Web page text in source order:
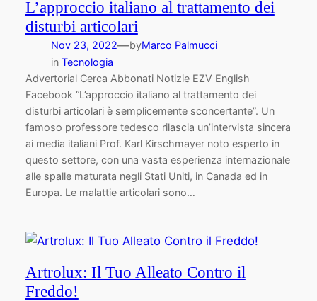
L’approccio italiano al trattamento dei
disturbi articolari
Nov 23, 2022—byMarco Palmucci
in Tecnologia
Advertorial Cerca Abbonati Notizie EZV English
Facebook “L’approccio italiano al trattamento dei
disturbi articolari è semplicemente sconcertante”. Un
famoso professore tedesco rilascia un’intervista sincera
ai media italiani Prof. Karl Kirschmayer noto esperto in
questo settore, con una vasta esperienza internazionale
alle spalle maturata negli Stati Uniti, in Canada ed in
Europa. Le malattie articolari sono…
Artrolux: Il Tuo Alleato Contro il
Freddo!